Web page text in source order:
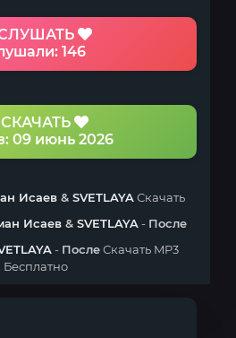
146
СКАЧАТЬ
09 июнь 2026
Исаев & SVETLAYAСкачать
Исаев& SVETLAYA- После
- ПослеСкачать MP3
Бесплатно